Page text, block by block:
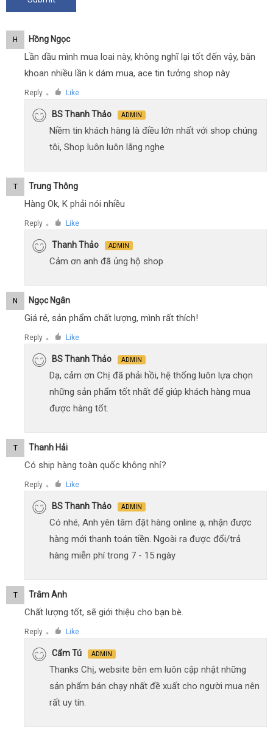
H Hồng Ngọc
Lần dầu mình mua loai này, không nghĩ lại tốt đến vậy, băn
khoan nhiều lần k dám mua, ace tin tưởng shop này
Reply ● Like
BS Thanh Thảo ADMIN
Niềm tin khách hàng là điều lớn nhất với shop chúng
tôi, Shop luôn luôn lắng nghe
T Trung Thông
Hàng Ok, K phải nói nhiều
Reply ● Like
Thanh Thảo ADMIN
Cảm ơn anh đã ủng hộ shop
N Ngọc Ngân
Giá rẻ, sản phẩm chất lượng, mình rất thích!
Reply ● Like
BS Thanh Thảo ADMIN
Dạ, cảm ơn Chị đã phải hồi, hệ thống luôn lựa chọn
những sản phẩm tốt nhất để giúp khách hàng mua
được hàng tốt.
T Thanh Hải
Có ship hàng toàn quốc không nhỉ?
Reply ● Like
BS Thanh Thảo ADMIN
Có nhé, Anh yên tâm đặt hàng online ạ, nhận được
hàng mới thanh toán tiền. Ngoài ra được đổi/trả
hàng miễn phí trong 7 - 15 ngày
T Trâm Anh
Chất lượng tốt, sẽ giới thiệu cho bạn bè.
Reply ● Like
Cẩm Tú ADMIN
Thanks Chị, website bên em luôn cập nhật những
sản phẩm bán chạy nhất đề xuất cho người mua nên
rất uy tín.